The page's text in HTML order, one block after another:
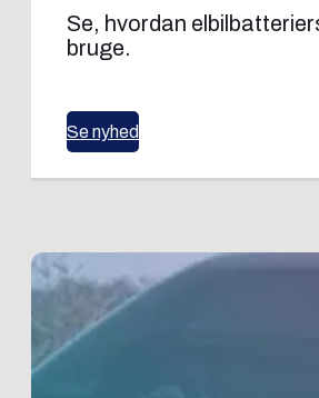
Se, hvordan
bruge.
Se nyhed